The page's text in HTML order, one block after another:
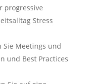
progressive
Stress
Sie Meetings und
und Best Practices